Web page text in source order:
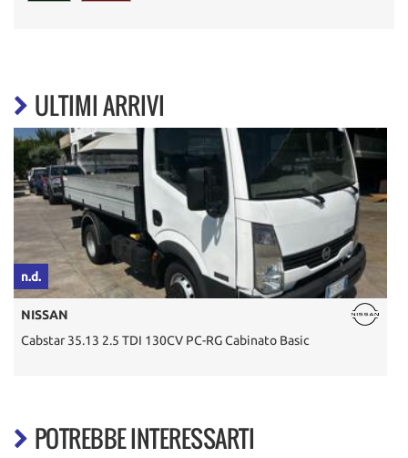
ULTIMI ARRIVI
n.d.
NISSAN
Cabstar 35.13 2.5 TDI 130CV PC-RG Cabinato Basic
POTREBBE INTERESSARTI